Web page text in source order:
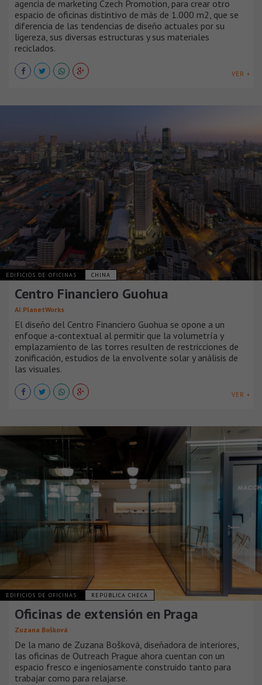
agencia de marketing Czech Promotion, para crear otro
espacio de oficinas distintivo de más de 1.000 m2, que se
diferencia de las tendencias de diseño actuales por su
ligereza, sus diversas estructuras y sus materiales
reciclados.
VER +
EDIFICIOS DE OFICINAS CHINA
Centro Financiero Guohua
AI.PlanetWorks
El diseño del Centro Financiero Guohua se opone a un
enfoque a-contextual al permitir que la volumetría y
emplazamiento de las torres resulten de restricciones de
zonificación, estudios de la envolvente solar y análisis de
las visuales.
VER +
EDIFICIOS DE OFICINAS REPÚBLICA CHECA
Oficinas de extensión en Praga
Zuzana Bošková
De la mano de Zuzana Bošková, diseñadora de interiores,
las oficinas de Outreach Prague ahora cuentan con un
espacio fresco e ingeniosamente construido tanto para
trabajar como para relajarse.